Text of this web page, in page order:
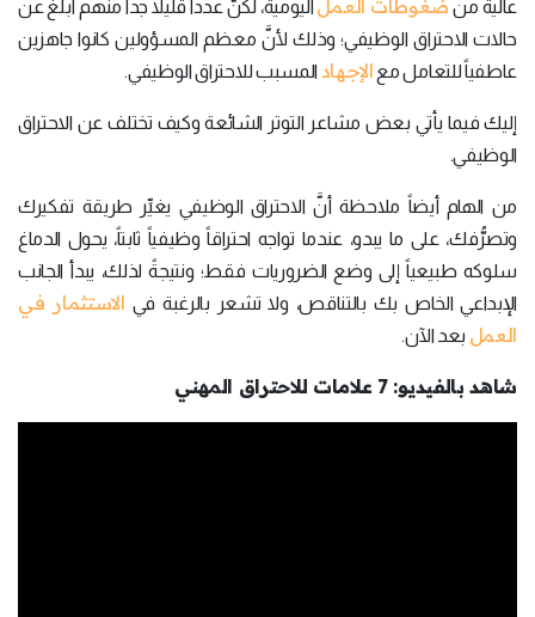
عالية من ضغوطات العمل اليومية، لكنَّ عدداً قليلاً جداً منهم أبلغ عن
حالات الاحتراق الوظيفي؛ وذلك لأنَّ معظم المسؤولين كانوا جاهزين
عاطفياً للتعامل مع الإجهاد المسبب للاحتراق الوظيفي.
إليك فيما يأتي بعض مشاعر التوتر الشائعة وكيف تختلف عن الاحتراق
الوظيفي.
من الهام أيضاً ملاحظة أنَّ الاحتراق الوظيفي يغيِّر طريقة تفكيرك
وتصرُّفك، على ما يبدو، عندما تواجه احتراقاً وظيفياً ثابتاً، يحول الدماغ
سلوكه طبيعياً إلى وضع الضروريات فقط؛ ونتيجةً لذلك، يبدأ الجانب
الإبداعي الخاص بك بالتناقص، ولا تشعر بالرغبة في الاستثمار في
العمل بعد الآن.
شاهد بالفيديو: 7 علامات للاحتراق المهني